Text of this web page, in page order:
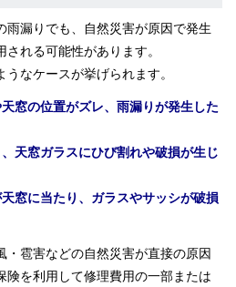
雨漏りでも、自然災害が原因で発生
れる可能性があります。
なケースが挙げられます。
窓の位置がズレ、雨漏りが発生した
天窓ガラスにひび割れや破損が生じ
窓に当たり、ガラスやサッシが破損
・雹害などの自然災害が直接の原因
険を利用して修理費用の一部または